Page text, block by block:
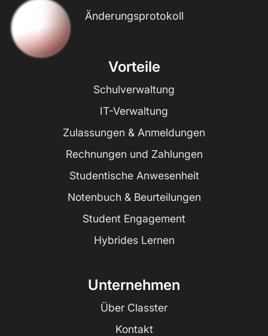
Änderungsprotokoll
Vorteile
Schulverwaltung
IT-Verwaltung
Zulassungen & Anmeldungen
Rechnungen und Zahlungen
Studentische Anwesenheit
Notenbuch & Beurteilungen
Student Engagement
Hybrides Lernen
Unternehmen
Über Classter
Kontakt